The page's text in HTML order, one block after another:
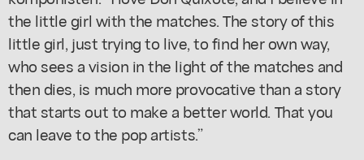
the little girl with the matches. The story of this
little girl, just trying to live, to find her own way,
who sees a vision in the light of the matches and
then dies, is much more provocative than a story
that starts out to make a better world. That you
can leave to the pop artists.”